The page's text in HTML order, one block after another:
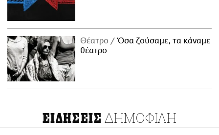
Θέατρο
Όσα ζούσαμε, τα κάναμε
θέατρο
ΕΙΔΗΣΕΙΣ ΔΗΜΟΦΙΛΗ